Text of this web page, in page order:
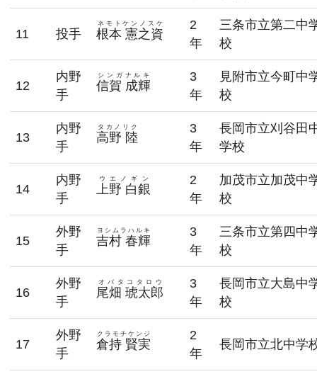
11 投手 根本 憲之資
ネモトケンノスケ
2
年
三条市立第二中
校
12
内野
手
信賀 成輝
シンガナルキ
3
年
見附市立今町中
校
13
内野
手
高野 陸
タカノリク
3
年
長岡市立刈谷田
学校
14
内野
手
上野 白銀
ウエノギン
2
年
加茂市立加茂中
校
15
外野
手
吉村 春輝
ヨシムラハルキ
3
年
三条市立第四中
校
16
外野
手
尾畑 琥太郎
オバタコタロウ
3
年
長岡市立大島中
校
17
外野
手
倉持 賢実
クラモチケンジ
2
年
長岡市立北中学